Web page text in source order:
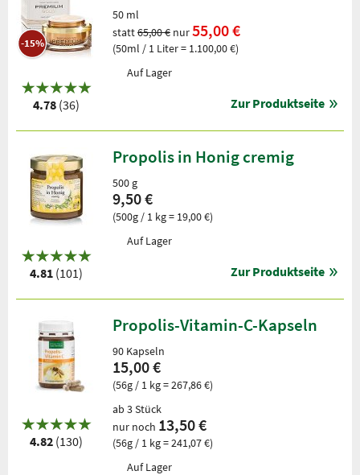
-15%
4.78 (36)
50 ml
statt65,00 € nur55,00 €
(50ml / 1 Liter = 1.100,00 €)
Auf Lager
Zur Produktseite
4.81 (101)
Propolis in Honig cremig
500 g
9,50 €
(500g / 1 kg = 19,00 €)
Auf Lager
Zur Produktseite
4.82 (130)
Propolis-Vitamin-C-Kapseln
90 Kapseln
15,00 €
(56g / 1 kg = 267,86 €)
ab 3 Stück
nur noch 13,50 €
(56g / 1 kg = 241,07 €)
Auf Lager